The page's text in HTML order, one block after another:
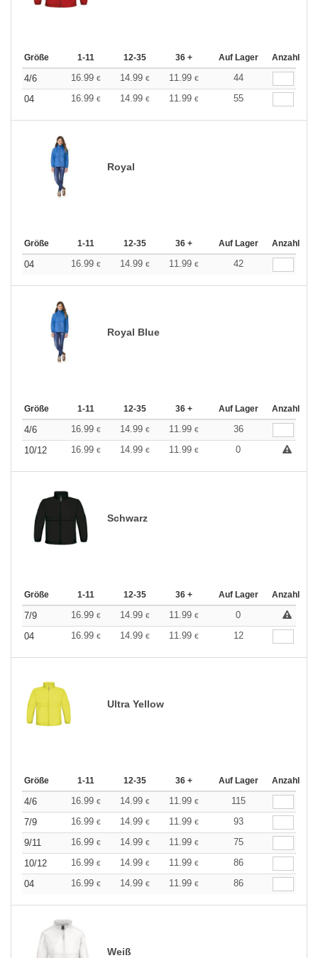
Größe 1-11 12-35 36 + Auf Lager Anzahl
4/6 16.99 € 14.99 € 11.99 €
44
04
16.99 € 14.99 € 11.99 € 55
Royal
Größe 1-11 12-35 36 + Auf Lager Anzahl
04 16.99 € 14.99 € 11.99 € 42
Royal Blue
Größe 1-11 12-35 36 + Auf Lager Anzahl
4/6 16.99 € 14.99 € 11.99 €
36
10/12
16.99 € 14.99 € 11.99 € 0
Schwarz
Größe 1-11 12-35 36 + Auf Lager Anzahl
7/9 16.99 € 14.99 € 11.99 €
0
04
16.99 € 14.99 € 11.99 € 12
Ultra Yellow
Größe 1-11 12-35 36 + Auf Lager Anzahl
4/6 16.99 € 14.99 € 11.99 €
115
7/9
16.99 € 14.99 € 11.99 €
93
9/11
16.99 € 14.99 € 11.99 €
75
10/12
16.99 € 14.99 € 11.99 €
86
04
16.99 € 14.99 € 11.99 € 86
Weiß